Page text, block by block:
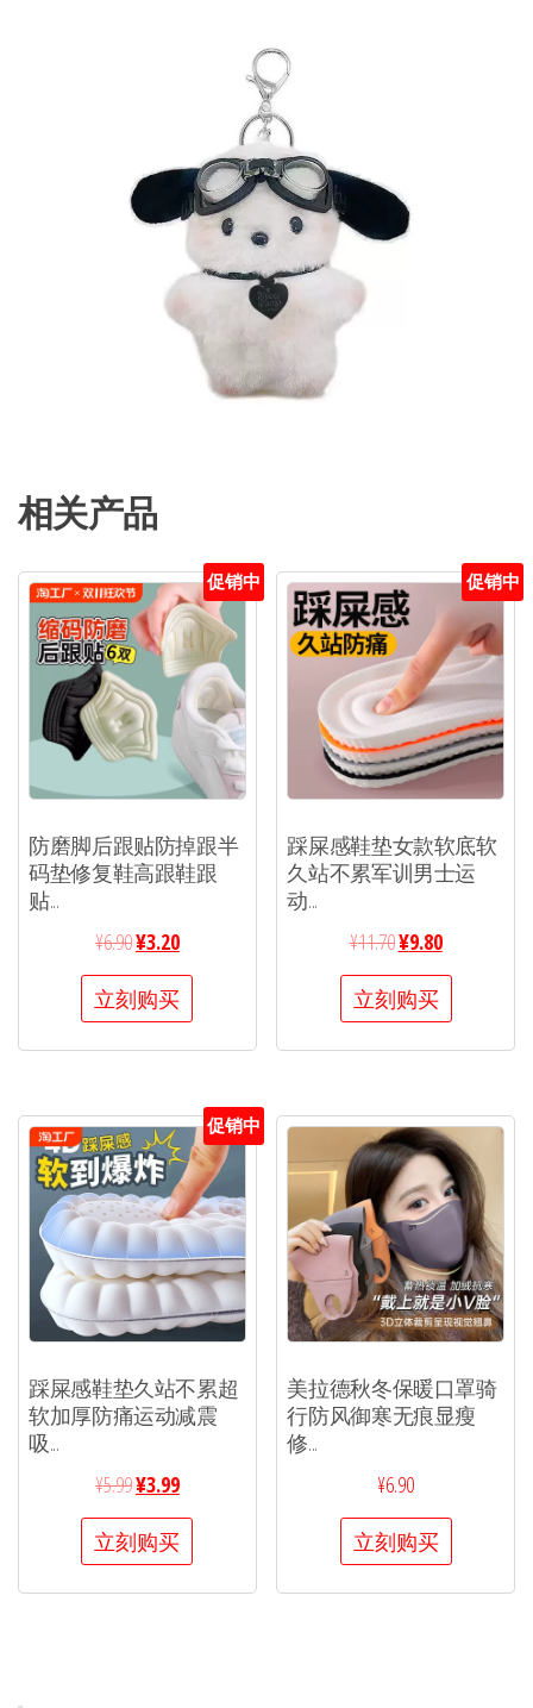
相关产品
促销中
防磨脚后跟贴防掉跟半
码垫修复鞋高跟鞋跟
贴...
¥6.90¥3.20
立刻购买
促销中
踩屎感鞋垫女款软底软
久站不累军训男士运
动...
¥11.70¥9.80
立刻购买
促销中
踩屎感鞋垫久站不累超
软加厚防痛运动减震
吸...
¥5.99¥3.99
立刻购买
美拉德秋冬保暖口罩骑
行防风御寒无痕显瘦
修...
¥6.90
立刻购买